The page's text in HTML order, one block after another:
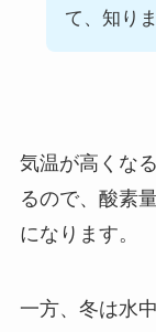
て、知り
気温が高くな
るので、酸素
になります。
一方、冬は水